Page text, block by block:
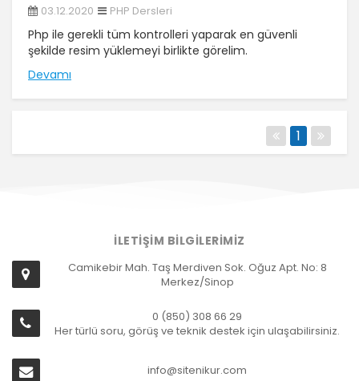
03.12.2020 PHP Dersleri
Php ile gerekli tüm kontrolleri yaparak en güvenli
şekilde resim yüklemeyi birlikte görelim.
Devamı
1
İLETİŞİM BİLGİLERİMİZ
Camikebir Mah. Taş Merdiven Sok. Oğuz Apt. No: 8
Merkez/Sinop
0 (850) 308 66 29
Her türlü soru, görüş ve teknik destek için ulaşabilirsiniz.
info@sitenikur.com